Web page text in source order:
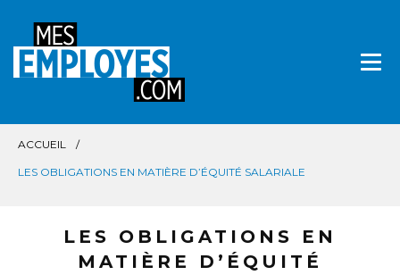
ACCUEIL
LES OBLIGATIONS EN MATIÈRE D’ÉQUITÉ SALARIALE
LES OBLIGATIONS EN
MATIÈRE D’ÉQUITÉ